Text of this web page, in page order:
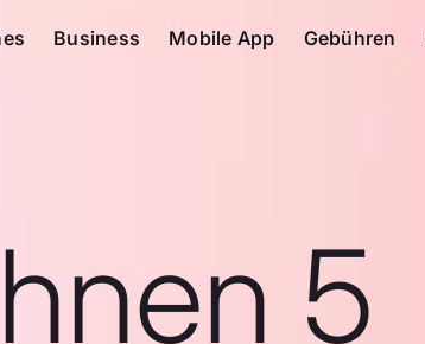
Business Mobile App Gebühren
5